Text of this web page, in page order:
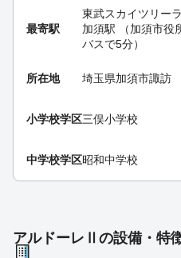
最寄駅
東武スカイツリー
加須駅 （加須市役
バスで5分）
所在地 埼玉県加須市諏訪
小学校学区三俣小学校
中学校学区昭和中学校
アルドーレⅡの設備・特